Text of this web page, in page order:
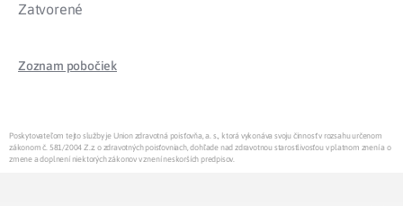
Zatvorené
Zoznam pobočiek
Poskytovateľom tejto služby je Union zdravotná poisťovňa, a. s., ktorá vykonáva svoju činnosť v rozsahu určenom
zákonom č. 581/2004 Z.z. o zdravotných poisťovniach, dohľade nad zdravotnou starostlivosťou v platnom znení a o
zmene a doplnení niektorých zákonov v znení neskorších predpisov.